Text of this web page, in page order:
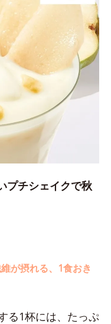
プチシェイクで秋
が摂れる、1食おき
る1杯には、たっぷ